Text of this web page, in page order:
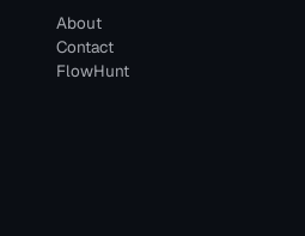
About
Contact
FlowHunt